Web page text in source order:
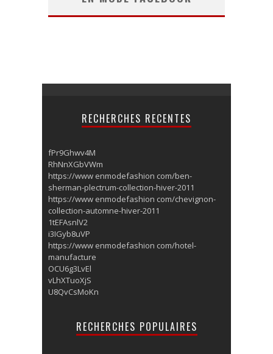
RECHERCHES RECENTES
fPr9Ghwv4M
RhNnXGbVWm
https://www enmodefashion com/ben-
sherman-plectrum-collection-hiver-2011
https://www enmodefashion com/chevignon-
collection-automne-hiver-2011
1tEFAsnlV2
i3IGyb8uVP
https://www enmodefashion com/hotel-
manufacture
OCU6g3LvEl
vLhXTuoXjS
U8QvCsMoKn
RECHERCHES POPULAIRES